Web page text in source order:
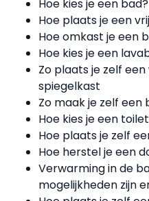
Hoe kies je een bad?
Hoe plaats je een
Hoe omkast je een
Hoe kies je een
Zo plaats je zelf
spiegelkast
Zo maak je zelf
Hoe kies je een
Hoe plaats je zelf
Hoe herstel je een
Verwarming in de
mogelijkheden zijn